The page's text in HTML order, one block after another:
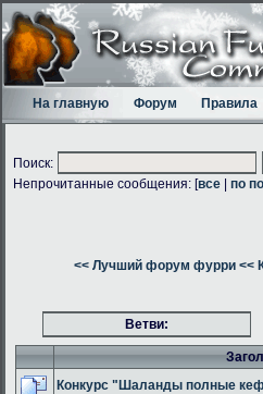
На главную Форум Правила
Поиск:
Непрочитанные сообщения: [все по
<< Лучший форум фурри <<
Ветви:
Конкурс "Шаланды полные